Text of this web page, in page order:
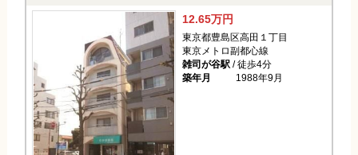
12.65万円
東京都豊島区高田１丁目
東京メトロ副都心線
雑司が谷駅/ 徒歩4分
築年月
1988年9月